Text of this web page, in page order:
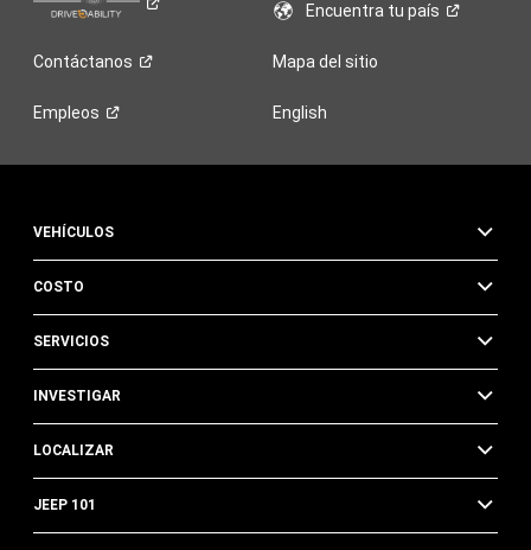
Encuentra tupaís
Contáctanos Mapa del sitio
Empleos English
VEHÍCULOS
COSTO
SERVICIOS
INVESTIGAR
LOCALIZAR
JEEP 101